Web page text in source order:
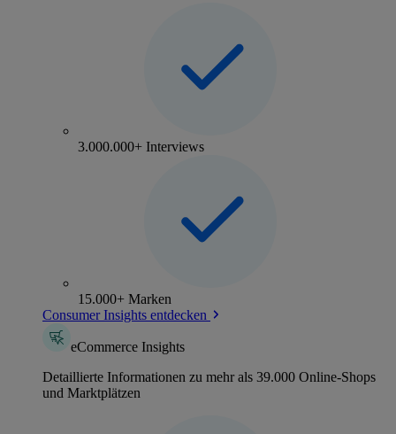
3.000.000+ Interviews
15.000+ Marken
Consumer Insights entdecken
eCommerce Insights
Detaillierte Informationen zu mehr als 39.000 Online-Shops
und Marktplätzen